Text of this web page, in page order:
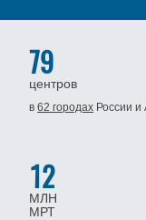
79
центров
в62 городах Россиии
12
МЛН
МРТ